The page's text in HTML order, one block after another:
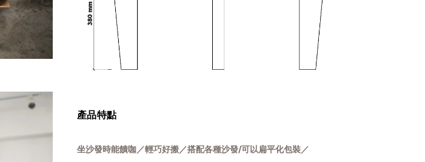
產品特點
坐沙發時能饋咖／輕巧好搬／搭配各種沙發/可以扁平化包裝／